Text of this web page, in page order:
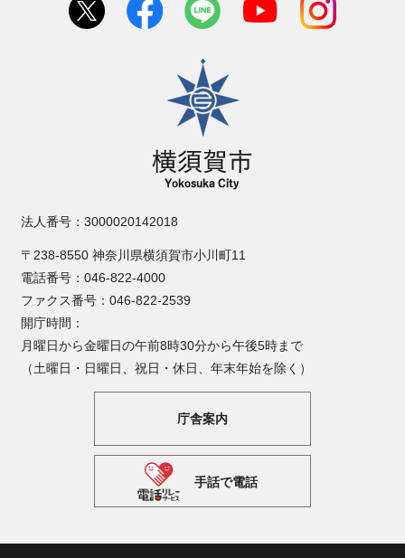
横須賀市
法人番号：3000020142018
〒238-8550 神奈川県横須賀市小川町11
電話番号：046-822-4000
ファクス番号：046-822-2539
開庁時間：
月曜日から金曜日の午前8時30分から午後5時まで
（土曜日・日曜日、祝日・休日、年末年始を除く）
庁舎案内
手話で電話